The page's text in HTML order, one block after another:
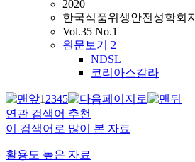
2020
한국식품위생안전성학회지
Vol.35 No.1
원문보기 2
NDSL
코리아스칼라
12345
연관 검색어 추천
이 검색어로 많이 본 자료
활용도 높은 자료